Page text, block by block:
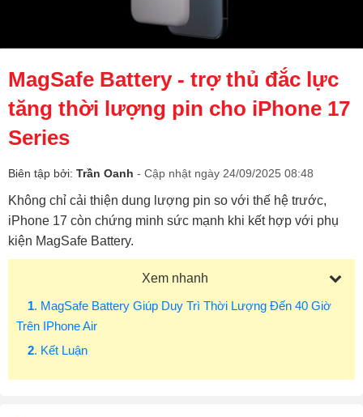
MagSafe Battery - trợ thủ đắc lực
tăng thời lượng pin cho iPhone 17
Series
Biên tập bởi: Trần Oanh - Cập nhật ngày 24/09/2025 08:48
Không chỉ cải thiện dung lượng pin so với thế hệ trước,
iPhone 17 còn chứng minh sức mạnh khi kết hợp với phụ
kiện MagSafe Battery.
Xem nhanh
1. MagSafe Battery Giúp Duy Trì Thời Lượng Đến 40 Giờ
Trên IPhone Air
2. Kết Luận